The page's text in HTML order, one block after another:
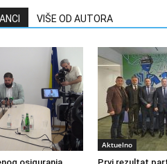
VIŠE OD AUTORA
Aktuelno